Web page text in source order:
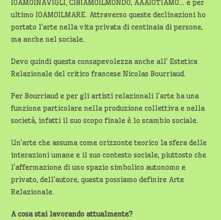
IOAMOINAVIGLI, CIBIAMOILMONDO, AAAIOTIAMO… e per
ultimo IOAMOILMARE. Attraverso queste declinazioni ho
portato l’arte nella vita privata di centinaia di persone,
ma anche nel sociale.
Devo quindi questa consapevolezza anche all’ Estetica
Relazionale del critico francese Nicolas Bourriaud.
Per Bourriaud e per gli artisti relazionali l’arte ha una
funzione particolare nella produzione collettiva e nella
società, infatti il suo scopo finale è lo scambio sociale.
Un’arte che assuma come orizzonte teorico la sfera delle
interazioni umane e il suo contesto sociale, piuttosto che
l’affermazione di uno spazio simbolico autonomo e
privato, dell’autore, questa possiamo definire Arte
Relazionale.
A cosa stai lavorando attualmente?